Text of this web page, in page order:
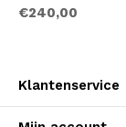
€240,00
Klantenservice